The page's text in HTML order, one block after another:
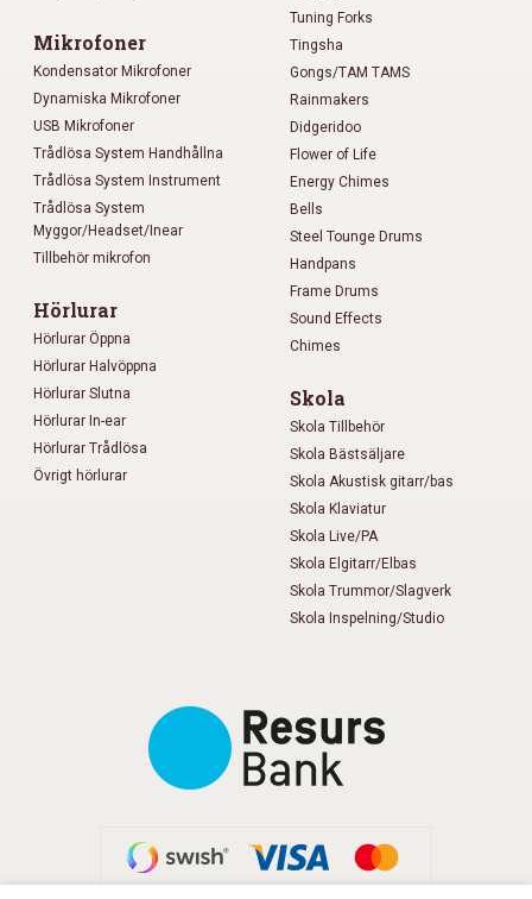
Mikrofoner
Kondensator Mikrofoner
Dynamiska Mikrofoner
USB Mikrofoner
Trådlösa System Handhållna
Trådlösa System Instrument
Trådlösa System
Myggor/Headset/Inear
Tillbehör mikrofon
Hörlurar
Hörlurar Öppna
Hörlurar Halvöppna
Hörlurar Slutna
Hörlurar In-ear
Hörlurar Trådlösa
Övrigt hörlurar
Tuning Forks
Tingsha
Gongs/TAM TAMS
Rainmakers
Didgeridoo
Flower of Life
Energy Chimes
Bells
Steel Tounge Drums
Handpans
Frame Drums
Sound Effects
Chimes
Skola
Skola Tillbehör
Skola Bästsäljare
Skola Akustisk gitarr/bas
Skola Klaviatur
Skola Live/PA
Skola Elgitarr/Elbas
Skola Trummor/Slagverk
Skola Inspelning/Studio